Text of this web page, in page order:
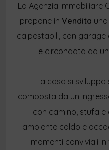
La Agenzia Immobiliare
propone in Vendita
calpestabili, con garage
e circondata da
La casa si sviluppa
composta da un
con camino, stufa
ambiente caldo e
momenti conviviali